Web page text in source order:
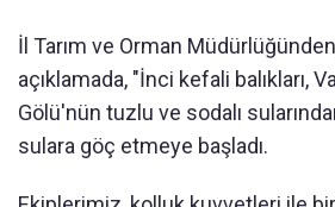
İl Tarım ve Orman
açıklamada, "İnci kefali balıkları,
Gölü'nün tuzlu ve sodalı
sulara göç etmeye başladı.